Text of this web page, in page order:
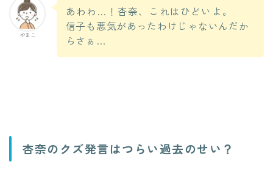
やまこ
あわわ…！杏奈、これはひどいよ。
信子も悪気があったわけじゃないんだか
らさぁ…
杏奈のクズ発言はつらい過去のせい？